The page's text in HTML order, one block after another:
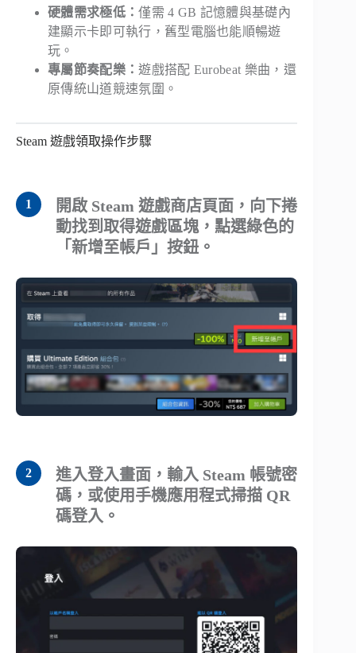
硬體需求極低：僅需 4 GB 記憶體與基礎內
建顯示卡即可執行，舊型電腦也能順暢遊
玩。
專屬節奏配樂：遊戲搭配 Eurobeat 樂曲，還
原傳統山道競速氛圍。
Steam 遊戲領取操作步驟
開啟 Steam 遊戲商店頁面，向下捲
動找到取得遊戲區塊，點選綠色的
「新增至帳戶」按鈕。
進入登入畫面，輸入 Steam 帳號密
碼，或使用手機應用程式掃描 QR
碼登入。